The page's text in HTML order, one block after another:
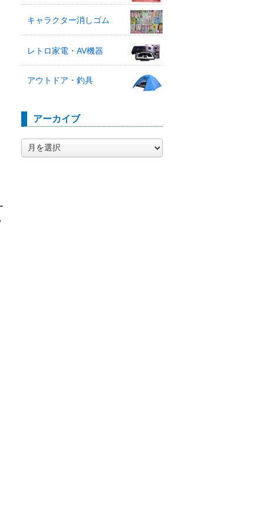
キャラクター消しゴム
レトロ家電・AV機器
アウトドア・釣具
アーカイブ
ー